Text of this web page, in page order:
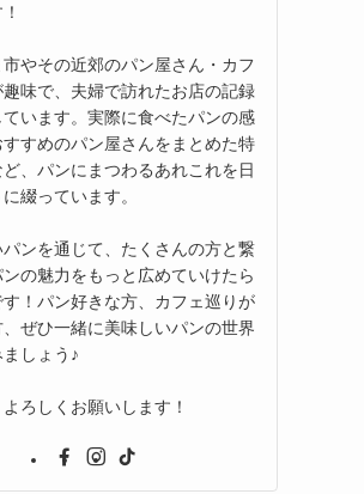
やその近郊のパン屋さん・カフ
趣味で、夫婦で訪れたお店の記録
ています。実際に食べたパンの感
すめのパン屋さんをまとめた特
、パンにまつわるあれこれを日
綴っています。
パンを通じて、たくさんの方と繋
の魅力をもっと広めていけたら
！パン好きな方、カフェ巡りが
ぜひ一緒に美味しいパンの世界
しょう♪
ろしくお願いします！